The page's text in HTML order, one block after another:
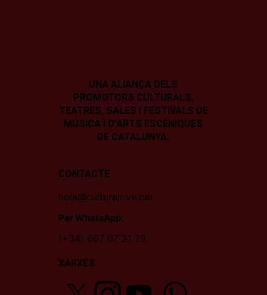
UNA ALIANÇA DELS
PROMOTORS CULTURALS,
TEATRES, SALES I
FESTIVALS DE
MÚSICA I D’ARTS ESCÈNIQUES
DE CATALUNYA.
CONTACTE
hola@culturajove.cat
Per WhatsApp:
(+34) 667 07 21 79
XARXES